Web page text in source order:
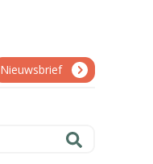
Nieuwsbrief